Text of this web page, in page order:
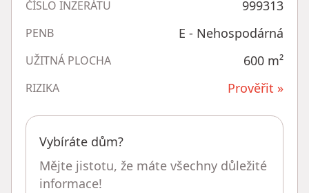
ČÍSLO INZERÁTU 999313
PENB E - Nehospodárná
UŽITNÁ PLOCHA 600 m²
RIZIKA Prověřit »
Vybíráte dům?
Mějte jistotu, že máte všechny důležité
informace!